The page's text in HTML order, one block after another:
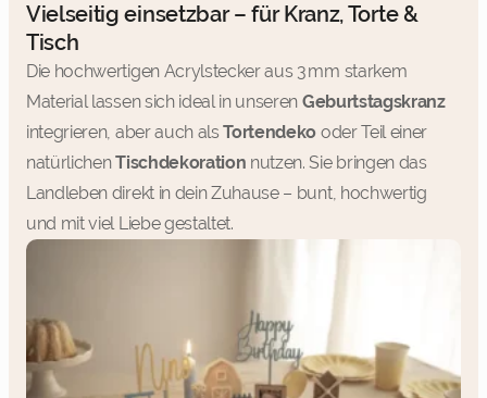
Vielseitig einsetzbar – für Kranz, Torte &
Tisch
Die hochwertigen Acrylstecker aus 3 mm starkem
Material lassen sich ideal in unseren Geburtstagskranz
integrieren, aber auch alsTortendeko oder Teil einer
natürlichenTischdekoration nutzen. Sie bringen das
Landleben direkt in dein Zuhause – bunt, hochwertig
und mit viel Liebe gestaltet.